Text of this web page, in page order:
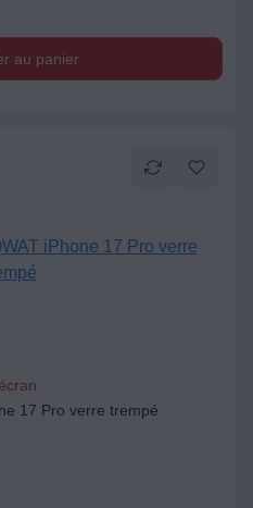
au panier
17 Pro verre trempé